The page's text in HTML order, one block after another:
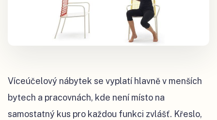
Víceúčelový nábytek se vyplatí hlavně v menších
bytech a pracovnách, kde není místo na
samostatný kus pro každou funkci zvlášť. Křeslo,